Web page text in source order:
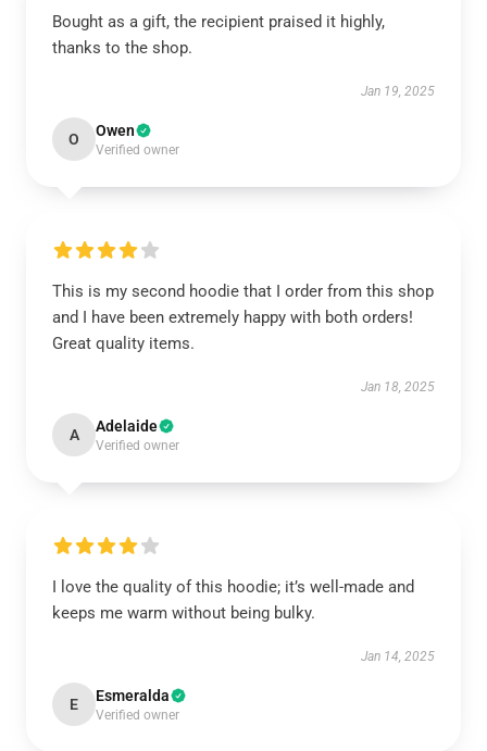
Bought as a gift, the recipient praised it highly,
thanks to the shop.
Jan 19, 2025
O Owen
Verified owner
This is my second hoodie that I order from this shop
and I have been extremely happy with both orders!
Great quality items.
Jan 18, 2025
A Adelaide
Verified owner
I love the quality of this hoodie; it’s well-made and
keeps me warm without being bulky.
Jan 14, 2025
E Esmeralda
Verified owner